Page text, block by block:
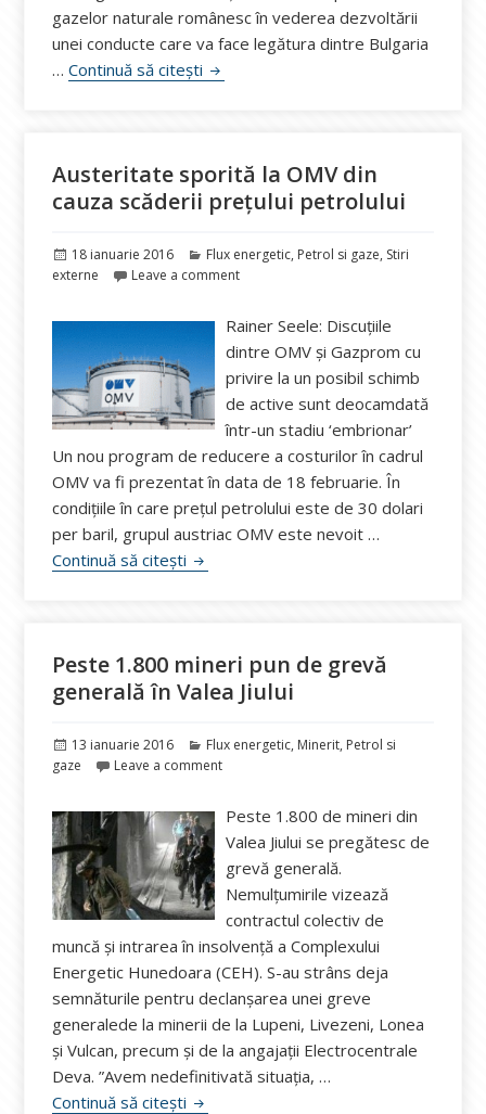
gazelor naturale românesc în vederea dezvoltării
unei conducte care va face legătura dintre Bulgaria
…Continuă să citești Finanțare Transgaz pentru conducta
Austeritate sporită la OMV din
cauza scăderii prețului petrolului
Publicat
pe
18 ianuarie 2016 Categorii
Flux energetic, Petrol si gaze, Stiri
externe
Leave a comment
Rainer Seele: Discuțiile
dintre OMV și Gazprom cu
privire la un posibil schimb
de active sunt deocamdată
într-un stadiu ‘embrionar’
Un nou program de reducere a costurilor în cadrul
OMV va fi prezentat în data de 18 februarie. În
condițiile în care prețul petrolului este de 30 dolari
per baril, grupul austriac OMV este nevoit …
Continuă să citești Austeritate sporită la OMV din cauza
Peste 1.800 mineri pun de grevă
generală în Valea Jiului
Publicat
pe
13 ianuarie 2016 Categorii
Flux energetic, Minerit, Petrol si
gaze
Leave a comment
Peste 1.800 de mineri din
Valea Jiului se pregătesc de
grevă generală.
Nemulțumirile vizează
contractul colectiv de
muncă şi intrarea în insolvenţă a Complexului
Energetic Hunedoara (CEH). S-au strâns deja
semnăturile pentru declanşarea unei greve
generalede la minerii de la Lupeni, Livezeni, Lonea
şi Vulcan, precum şi de la angajaţii Electrocentrale
Deva. ”Avem nedefinitivată situaţia, …
Continuă să citești Peste 1.800 mineri pun de grevă